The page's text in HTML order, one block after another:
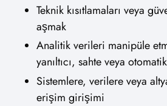
Teknik kısıtlamaları veya
aşmak
Analitik verileri manipüle
yanıltıcı, sahte veya
Sistemlere, verilere veya
erişim girişimi